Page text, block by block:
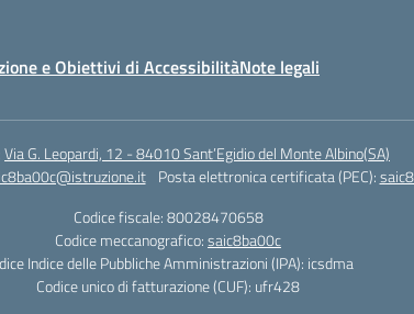
e Obiettivi di AccessibilitàNote legali
Via G. Leopardi, 12 - 84010 Sant’Egidio del Monte Albino(SA)
Posta elettronica certificata (PEC):
Codice fiscale: 80028470658
Codice meccanografico:saic8ba00c
Indice delle Pubbliche Amministrazioni (IPA): icsdma
Codice unico di fatturazione (CUF): ufr428